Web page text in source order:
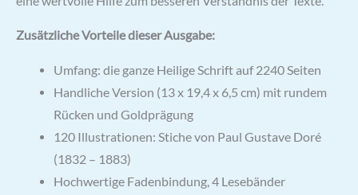
Zusätzliche Vorteile dieser Ausgabe:
Umfang: die ganze Heilige Schrift auf 2240 Seiten
Handliche Version (13 x 19,4 x 6,5 cm) mit rundem
Rücken und Goldprägung
120 Illustrationen: Stiche von Paul Gustave Doré
(1832 – 1883)
Hochwertige Fadenbindung, 4 Lesebänder